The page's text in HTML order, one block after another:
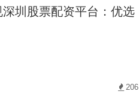
圳股票配资平台：优选
206